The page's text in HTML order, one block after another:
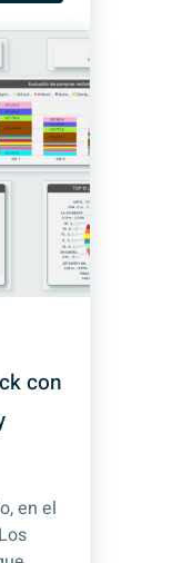
con
en el